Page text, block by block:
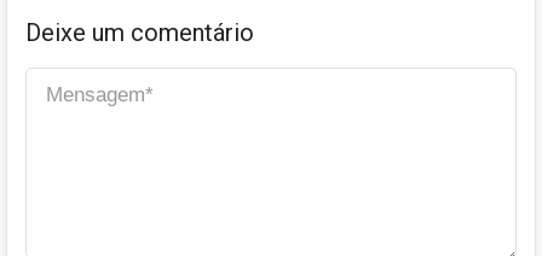
Deixe um comentário